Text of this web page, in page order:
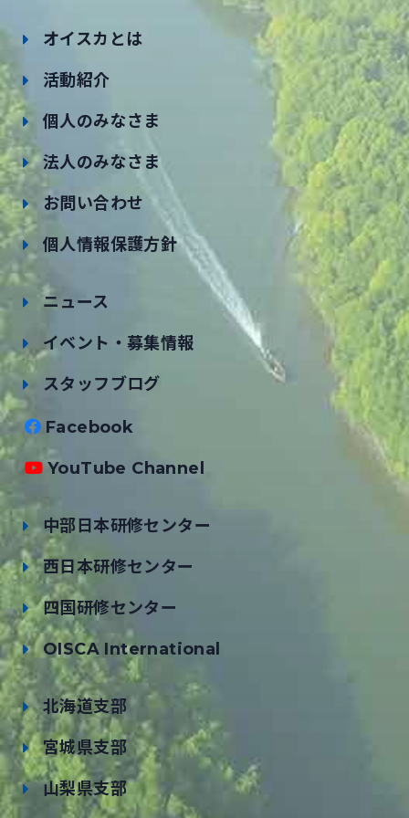
オイスカとは
活動紹介
個人のみなさま
法人のみなさま
お問い合わせ
個人情報保護方針
ニュース
イベント・募集情報
スタッフブログ
Facebook
YouTube Channel
中部日本研修センター
西日本研修センター
四国研修センター
OISCA International
北海道支部
宮城県支部
山梨県支部